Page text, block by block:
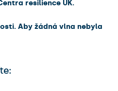
resilience UK.
Aby žádná vlna nebyla